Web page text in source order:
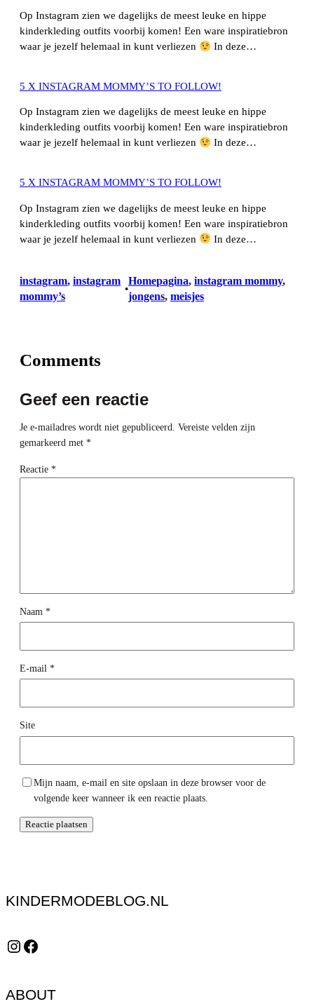
Op Instagram zien we dagelijks de meest leuke en hippe
kinderkleding outfits voorbij komen! Een ware inspiratiebron
waar je jezelf helemaal in kunt verliezen
In deze…
5 X INSTAGRAM MOMMY’S TO FOLLOW!
Op Instagram zien we dagelijks de meest leuke en hippe
kinderkleding outfits voorbij komen! Een ware inspiratiebron
waar je jezelf helemaal in kunt verliezen
In deze…
5 X INSTAGRAM MOMMY’S TO FOLLOW!
Op Instagram zien we dagelijks de meest leuke en hippe
kinderkleding outfits voorbij komen! Een ware inspiratiebron
waar je jezelf helemaal in kunt verliezen
In deze…
instagram, instagram
mommy’s
•
Homepagina, instagram mommy
jongens, meisjes
Comments
Geef een reactie
Je e-mailadres wordt niet gepubliceerd.
Vereiste velden zijn
gemarkeerd met *
Reactie *
Naam *
E-mail *
Site
Mijn naam, e-mail en site opslaan in deze browser voor de
volgende keer wanneer ik een reactie plaats.
KINDERMODEBLOG.NL
Instagram Facebook
ABOUT